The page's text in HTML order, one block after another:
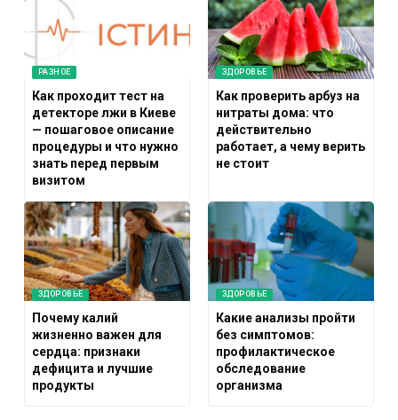
РАЗНОЕ
Как проходит тест на
детекторе лжи в Киеве
— пошаговое описание
процедуры и что нужно
знать перед первым
визитом
ЗДОРОВЬЕ
Как проверить арбуз на
нитраты дома: что
действительно
работает, а чему верить
не стоит
ЗДОРОВЬЕ
Почему калий
жизненно важен для
сердца: признаки
дефицита и лучшие
продукты
ЗДОРОВЬЕ
Какие анализы пройти
без симптомов:
профилактическое
обследование
организма